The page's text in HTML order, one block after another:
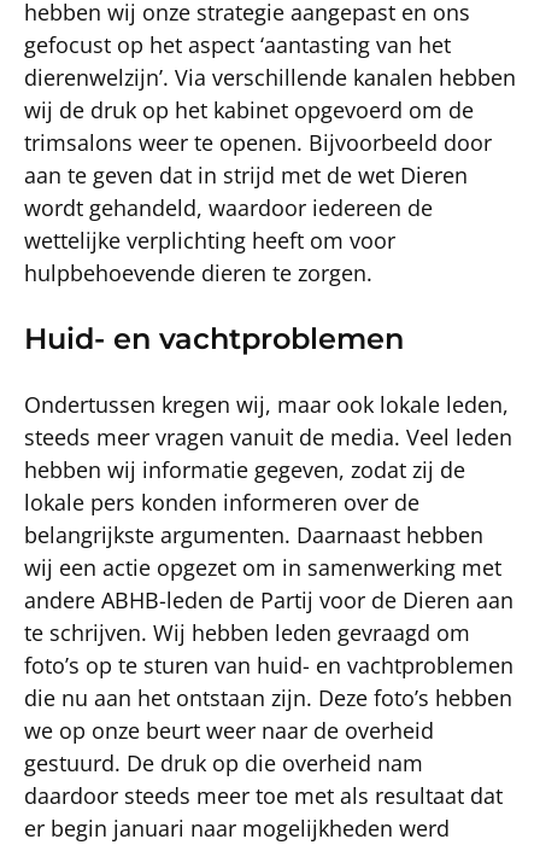
hebben wij onze strategie aangepast en ons
gefocust op het aspect ‘aantasting van het
dierenwelzijn’. Via verschillende kanalen hebben
wij de druk op het kabinet opgevoerd om de
trimsalons weer te openen. Bijvoorbeeld door
aan te geven dat in strijd met de wet Dieren
wordt gehandeld, waardoor iedereen de
wettelijke verplichting heeft om voor
hulpbehoevende dieren te zorgen.
Huid- en vachtproblemen
Ondertussen kregen wij, maar ook lokale leden,
steeds meer vragen vanuit de media. Veel leden
hebben wij informatie gegeven, zodat zij de
lokale pers konden informeren over de
belangrijkste argumenten. Daarnaast hebben
wij een actie opgezet om in samenwerking met
andere ABHB-leden de Partij voor de Dieren aan
te schrijven. Wij hebben leden gevraagd om
foto’s op te sturen van huid- en vachtproblemen
die nu aan het ontstaan zijn. Deze foto’s hebben
we op onze beurt weer naar de overheid
gestuurd. De druk op die overheid nam
daardoor steeds meer toe met als resultaat dat
er begin januari naar mogelijkheden werd